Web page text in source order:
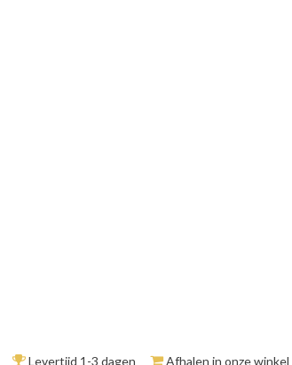
Levertijd 1-3 dagen Afhalen in onze winkel